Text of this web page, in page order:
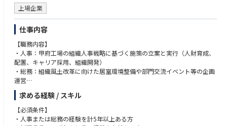
上場企業
仕事内容
【職務内容】
・人事：甲府工場の組織人事戦略に基づく施策の立案と実行（人財育成、
配置、キャリア採用、組織開発）
・総務：組織風土改革に向けた居室環境整備や部門交流イベント等の企画
運営
・その他：工場運営オペレーション業務および課内メンバーの育成、指導
【担う役割】
・工場の事業所総務中堅職として、人事総務の機能軸で実務遂行。
求める経験 / スキル
【必須条件】
・人事または総務の経験を計5年以上ある方